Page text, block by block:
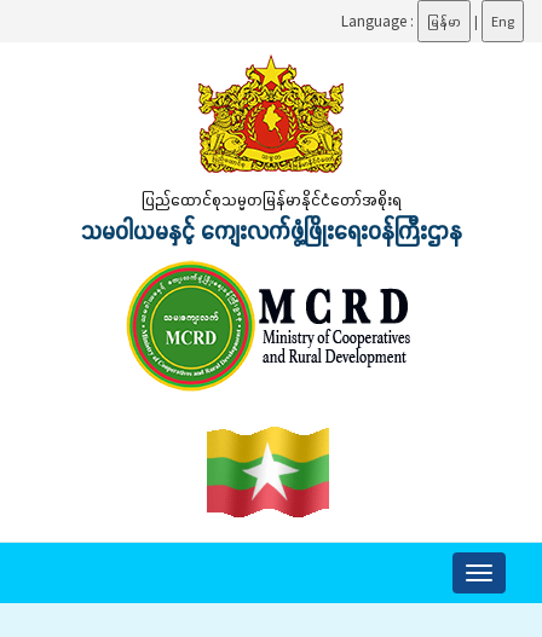
Language : မြန်မာ | Eng
ပြည်ထောင်စုသမ္မတမြန်မာနိုင်ငံတော်အစိုးရ
သမဝါယမနှင့် ကျေးလက်ဖွံ့ဖြိုးရေးဝန်ကြီးဌာန
Toggle